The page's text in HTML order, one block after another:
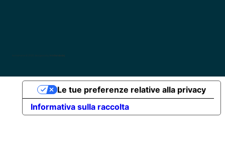
kristiandodaj
Informativa sulla raccolta
Le tue preferenze relative alla privacy